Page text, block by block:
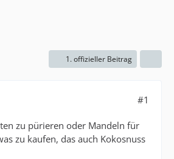
1. offizieller Beitrag
#1
zu pürieren oder Mandeln für
zu kaufen, das auch Kokosnuss